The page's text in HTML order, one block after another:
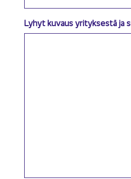
Lyhyt kuvaus yrityksestä ja